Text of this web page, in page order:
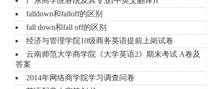
falldown和falloff的区别
fall down和fall off的区别
经济与管理学院10级商务英语提前上岗试卷
云南师范大学商学院《大学英语2》期末考试 A卷及
答案
2014年网络商学院学习调查问卷